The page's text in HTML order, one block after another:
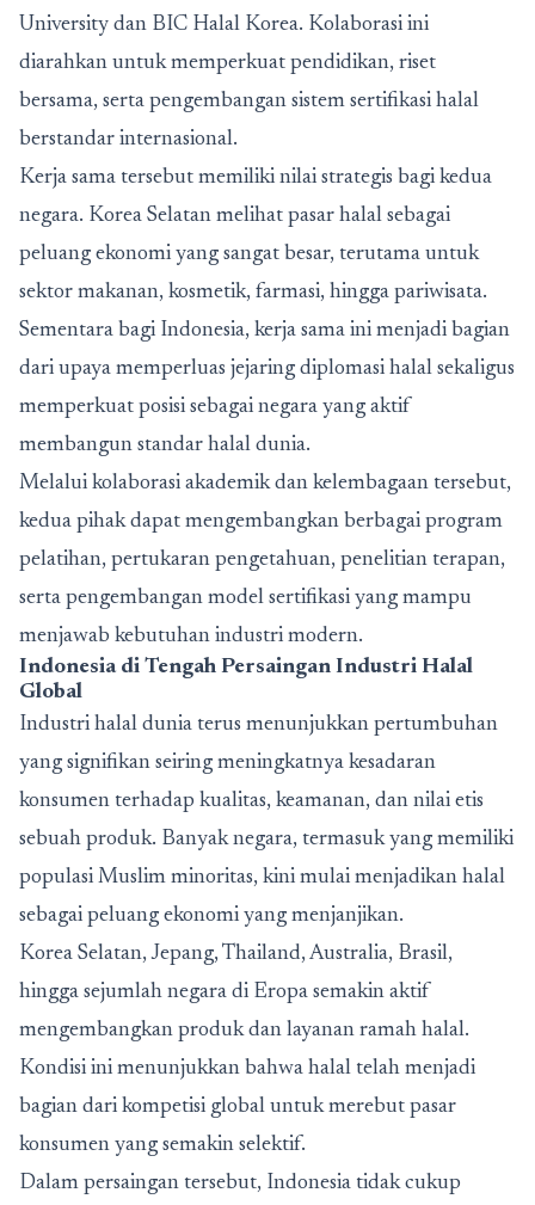
University dan BIC Halal Korea. Kolaborasi ini
diarahkan untuk memperkuat pendidikan, riset
bersama, serta pengembangan sistem sertifikasi halal
berstandar internasional.
Kerja sama tersebut memiliki nilai strategis bagi kedua
negara. Korea Selatan melihat pasar halal sebagai
peluang ekonomi yang sangat besar, terutama untuk
sektor makanan, kosmetik, farmasi, hingga pariwisata.
Sementara bagi Indonesia, kerja sama ini menjadi bagian
dari upaya memperluas jejaring diplomasi halal sekaligus
memperkuat posisi sebagai negara yang aktif
membangun standar halal dunia.
Melalui kolaborasi akademik dan kelembagaan tersebut,
kedua pihak dapat mengembangkan berbagai program
pelatihan, pertukaran pengetahuan, penelitian terapan,
serta pengembangan model sertifikasi yang mampu
menjawab kebutuhan industri modern.
Indonesia di Tengah Persaingan Industri Halal
Global
Industri halal dunia terus menunjukkan pertumbuhan
yang signifikan seiring meningkatnya kesadaran
konsumen terhadap kualitas, keamanan, dan nilai etis
sebuah produk. Banyak negara, termasuk yang memiliki
populasi Muslim minoritas, kini mulai menjadikan halal
sebagai peluang ekonomi yang menjanjikan.
Korea Selatan, Jepang, Thailand, Australia, Brasil,
hingga sejumlah negara di Eropa semakin aktif
mengembangkan produk dan layanan ramah halal.
Kondisi ini menunjukkan bahwa halal telah menjadi
bagian dari kompetisi global untuk merebut pasar
konsumen yang semakin selektif.
Dalam persaingan tersebut, Indonesia tidak cukup